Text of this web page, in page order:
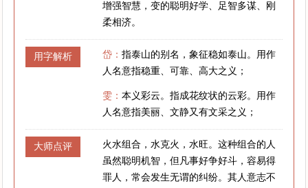
增强智慧，变的聪明好学、足智多谋、刚
柔相济。
用字解析 岱：指泰山的别名，象征稳如泰山。用作
人名意指稳重、可靠、高大之义；
雯：本义彩云。指成花纹状的云彩。用作
人名意指美丽、文静又有文采之义；
大师点评
火水组合，水克火，水旺。这种组合的人
虽然聪明机智，但凡事好争好斗，容易得
罪人，常会发生无谓的纠纷。其人意志不